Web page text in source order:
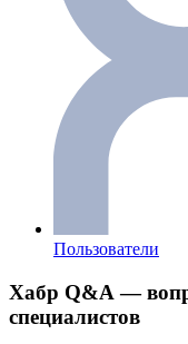
Пользователи
Хабр Q&A —
специалистов